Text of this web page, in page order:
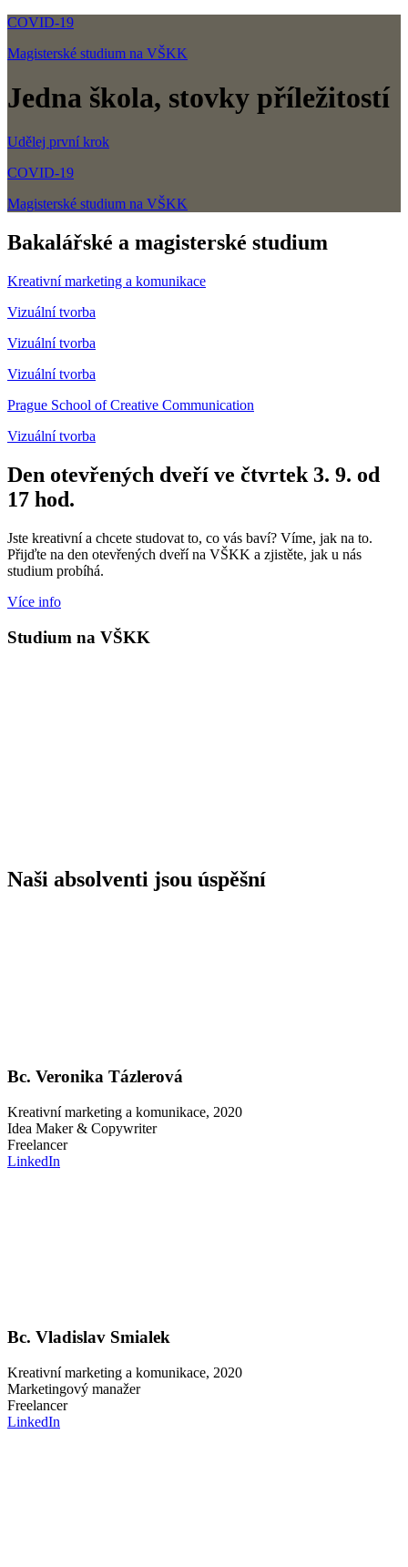
COVID-19
Magisterské studium na VŠKK
Jedna škola, stovky příležitostí
Udělej první krok
COVID-19
Magisterské studium na VŠKK
Bakalářské a magisterské studium
Kreativní marketing a komunikace
Vizuální tvorba
Vizuální tvorba
Vizuální tvorba
Prague School of Creative Communication
Vizuální tvorba
Den otevřených dveří ve čtvrtek 3. 9. od
17 hod.
Jste kreativní a chcete studovat to, co vás baví? Víme, jak na to.
Přijďte na den otevřených dveří na VŠKK a zjistěte, jak u nás
studium probíhá.
Více info
Studium na VŠKK
Naši absolventi jsou úspěšní
Bc. Veronika Tázlerová
Kreativní marketing a komunikace, 2020
Idea Maker & Copywriter
Freelancer
LinkedIn
Bc. Vladislav Smialek
Kreativní marketing a komunikace, 2020
Marketingový manažer
Freelancer
LinkedIn